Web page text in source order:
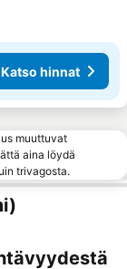
Katso hinnat
muuttuvat
aina löydä
trivagosta.